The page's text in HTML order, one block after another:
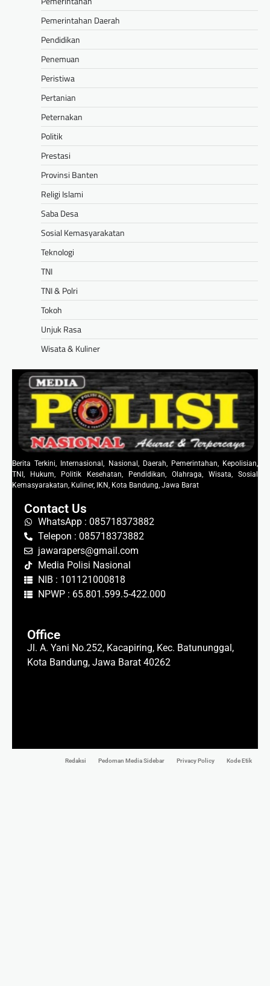
Pemerintahan Daerah
Pendidikan
Penemuan
Peristiwa
Pertanian
Peternakan
Politik
Prestasi
Provinsi Banten
Religi Islami
Saba Desa
Sosial Kemasyarakatan
Teknologi
TNI
TNI & Polri
Tokoh
Unjuk Rasa
Wisata & Kuliner
Berita Terkini, Internasional, Nasional, Daerah, Pemerintahan, Kepolisian,
TNI, Hukum, Politik Kesehatan, Pendidikan, Olahraga, Wisata, Sosial
Kemasyarakatan, Kuliner, IKN, Kota Bandung, Jawa Barat
Contact Us
WhatsApp : 085718373882
Telepon : 085718373882
jawarapers@gmail.com
Media Polisi Nasional
NIB : 101121000818
NPWP : 65.801.599.5-422.000
Office
Jl. A. Yani No.252, Kacapiring, Kec. Batununggal,
Kota Bandung, Jawa Barat 40262
Redaksi Pedoman Media Sidebar Privacy Policy Kode Etik